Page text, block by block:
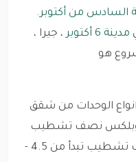
السادس من أكتوبر.
مدينة 6 أكتوبر
، جيرا ،
هو
الوحدات من شقق
كامل ابتداءً من 2.8 - دوبلكس نصف تشطيب
ابتداءً من 3.8 - تاون هاوس نصف تشطيب تبدأ من 4.5 -